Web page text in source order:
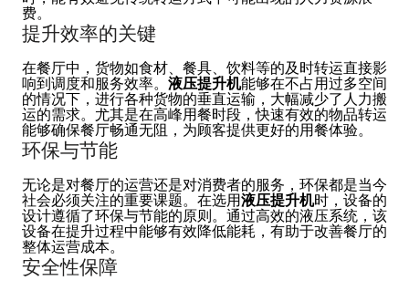
费。
提升效率的关键
在餐厅中，货物如食材、餐具、饮料等的及时转运直接影
响到调度和服务效率。 液压提升机能够在不占用过多空间
的情况下，进行各种货物的垂直运输，大幅减少了人力搬
运的需求。尤其是在高峰用餐时段，快速有效的物品转运
能够确保餐厅畅通无阻，为顾客提供更好的用餐体验。
环保与节能
无论是对餐厅的运营还是对消费者的服务，环保都是当今
社会必须关注的重要课题。在选用液压提升机时，设备的
设计遵循了环保与节能的原则。通过高效的液压系统，该
设备在提升过程中能够有效降低能耗，有助于改善餐厅的
整体运营成本。
安全性保障